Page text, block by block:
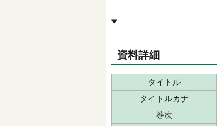
資料詳細
タイトル
タイトルカナ
巻次